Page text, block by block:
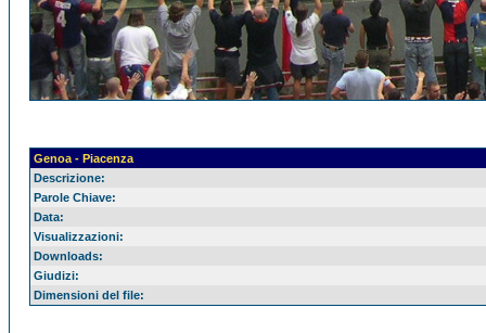
Genoa - Piacenza
Descrizione:
Parole Chiave:
Data:
Visualizzazioni:
Downloads:
Giudizi:
Dimensioni del file: